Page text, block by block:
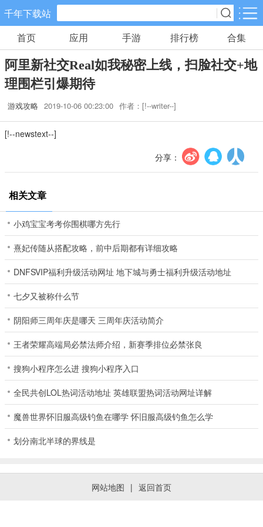
千年下载站
手游分类 应用分类
卡牌回合
10款手游
休闲益智
角色扮演
棋牌游戏
0款手游
飞行射击
动作格斗
模拟经营
5款手游
音乐舞蹈
0款手游
0款手游
首页 应用 手游 排行榜 合集
阿里新社交Real如我秘密上线，扫脸社交+地
理围栏引爆期待
游戏攻略 2019-10-06 00:23:00 作者：[!--writer--]
[!--newstext--]
分享：
相关文章
小鸡宝宝考考你围棋哪方先行
熹妃传随从搭配攻略，前中后期都有详细攻略
DNFSVIP福利升级活动网址 地下城与勇士福利升级活动地址
七夕又被称什么节
阴阳师三周年庆是哪天 三周年庆活动简介
王者荣耀高端局必禁法师介绍，新赛季排位必禁张良
搜狗小程序怎么进 搜狗小程序入口
全民共创LOL热词活动地址 英雄联盟热词活动网址详解
魔兽世界怀旧服高级钓鱼在哪学 怀旧服高级钓鱼怎么学
划分南北半球的界线是
网站地图 | 返回首页